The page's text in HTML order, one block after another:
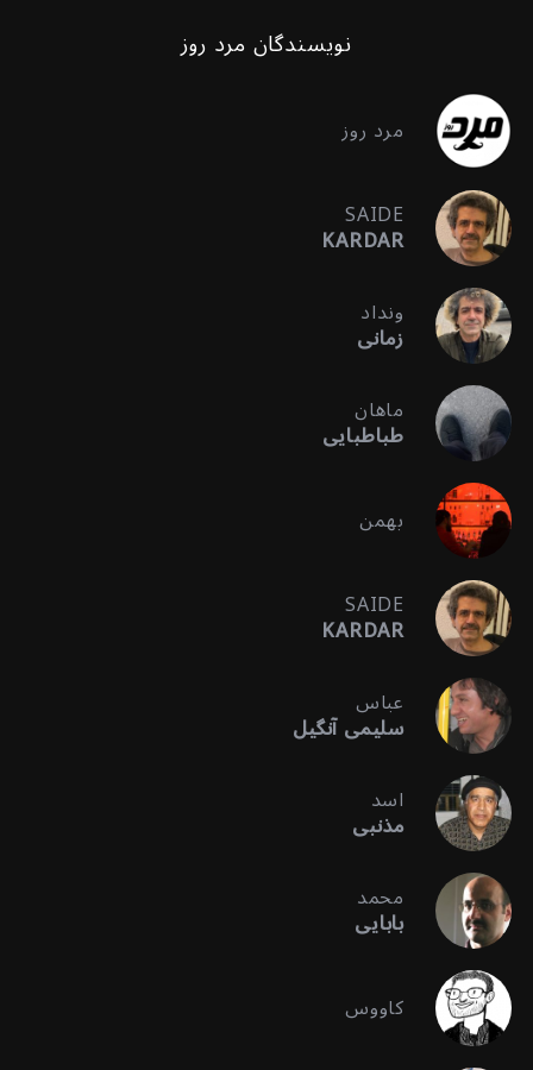
نویسندگان مرد روز
مرد روز
SAIDE
KARDAR
ونداد
زمانی
ماهان
طباطبایی
بهمن
SAIDE
KARDAR
عباس
سلیمی آنگیل
اسد
مذنبی
محمد
بابایی
کاووس